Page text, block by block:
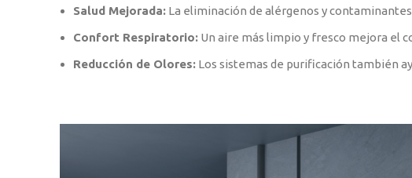
Salud Mejorada: La eliminación de alérgenos y
Confort Respiratorio: Un aire más limpio y fresco mejora el
Reducción de Olores: Los sistemas de purificación también